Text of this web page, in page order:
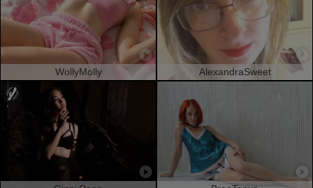
WollyMolly AlexandraSweet